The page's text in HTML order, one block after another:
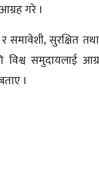
गरे ।
सुरक्षित तथा
समुदायलाई
।